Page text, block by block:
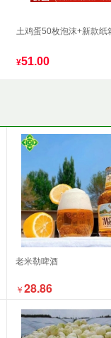
土鸡蛋50枚泡沫+新款纸
¥51.00
老米勒啤酒
￥28.86